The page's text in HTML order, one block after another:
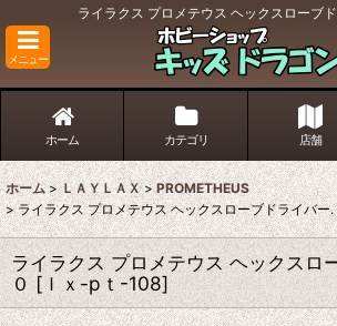
ライラクス プロメテウス ヘックスローブ
メニュー
ホーム カテゴリ 店舗
ホーム > ＬＡＹＬＡＸ > PROMETHEUS
> ライラクス プロメテウス ヘックスローブドライバー.
ライラクス プロメテウス ヘックスロ
０ [ｌｘ-pｔ-108]